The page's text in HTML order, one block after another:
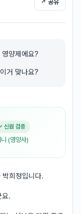
↗ 공유
양제에요?
거 맞나요?
신원 검증
(영양사)
희정입니다.
요.